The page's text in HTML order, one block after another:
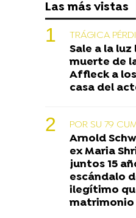
Las más vistas
TRÁGICA
Sale a la luz
muerte de
Affleck a
casa del
POR SU 79
Arnold
ex Maria
juntos 15
escándalo
ilegítimo
matrimonio